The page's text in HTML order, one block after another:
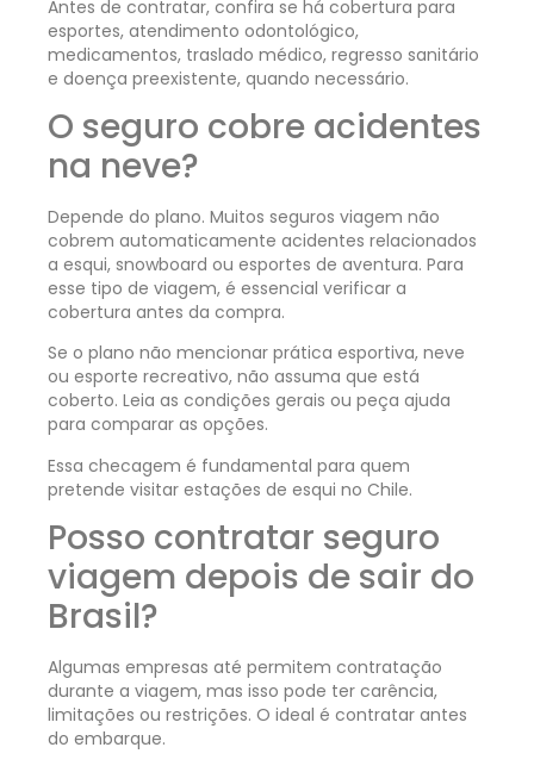
Antes de contratar, confira se há cobertura para
esportes, atendimento odontológico,
medicamentos, traslado médico, regresso sanitário
e doença preexistente, quando necessário.
O seguro cobre acidentes
na neve?
Depende do plano. Muitos seguros viagem não
cobrem automaticamente acidentes relacionados
a esqui, snowboard ou esportes de aventura. Para
esse tipo de viagem, é essencial verificar a
cobertura antes da compra.
Se o plano não mencionar prática esportiva, neve
ou esporte recreativo, não assuma que está
coberto. Leia as condições gerais ou peça ajuda
para comparar as opções.
Essa checagem é fundamental para quem
pretende visitar estações de esqui no Chile.
Posso contratar seguro
viagem depois de sair do
Brasil?
Algumas empresas até permitem contratação
durante a viagem, mas isso pode ter carência,
limitações ou restrições. O ideal é contratar antes
do embarque.